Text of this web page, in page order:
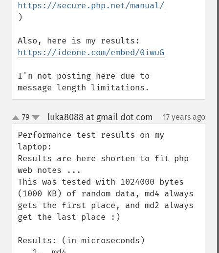
https://secure.php.net/manual/en/
)
https://ideone.com/embed/0iwuGn
I'm not posting here due to
message length limitations.
up
down
79 luka8088 at gmail dot com 17 years ago
Performance test results on my
laptop:
Results are here shorten to fit php
web notes ...
This was tested with 1024000 bytes
(1000 KB) of random data, md4 always
gets the first place, and md2 always
get the last place :)
Results: (in microseconds)